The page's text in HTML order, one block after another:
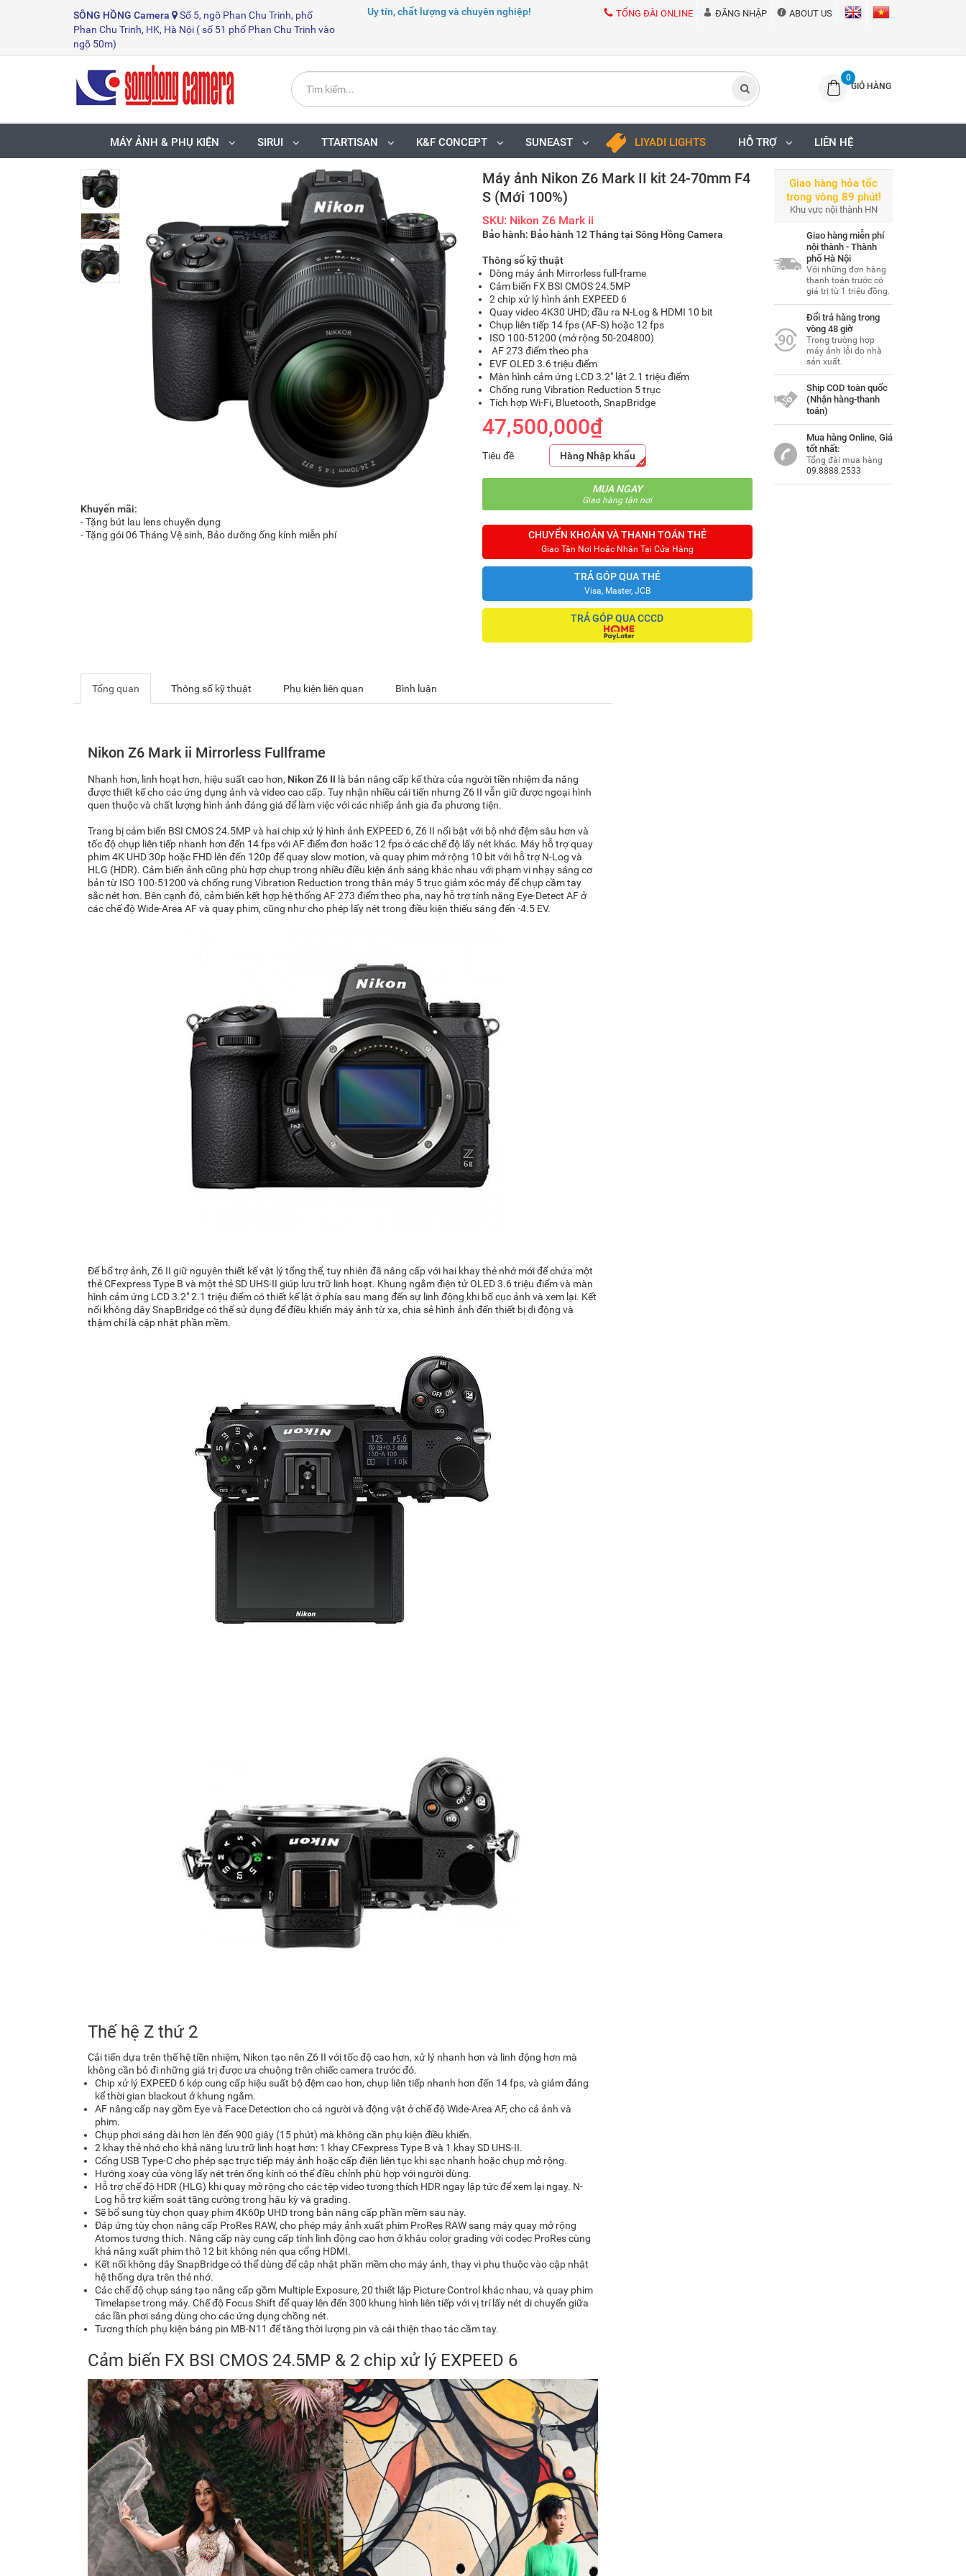
SÔNG HỒNG Camera
Số 5, ngõ Phan Chu Trinh, phố
Phan Chu Trinh, HK, Hà Nội ( số 51 phố Phan Chu Trinh vào
ngõ 50m)
Uy tín, chất lượng và chuyên nghiệp! TỔNG ĐÀI ONLINE ĐĂNG NHẬP ABOUT US
0
GIỎ HÀNG
MÁY ẢNH & PHỤ KIỆN SIRUI TTARTISAN K&F CONCEPT SUNEAST LIYADI LIGHTS HỖ TRỢ LIÊN HỆ
Khuyến mãi:
- Tặng bút lau lens chuyên dụng
- Tặng gói 06 Tháng Vệ sinh, Bảo dưỡng ống kính miễn phí
Máy ảnh Nikon Z6 Mark II kit 24-70mm F4
S (Mới 100%)
SKU: Nikon Z6 Mark ii
Bảo hành: Bảo hành 12 Tháng tại Sông Hồng Camera
Thông số kỹ thuật
Dòng máy ảnh Mirrorless full-frame
Cảm biến FX BSI CMOS 24.5MP
2 chip xử lý hình ảnh EXPEED 6
Quay video 4K30 UHD; đầu ra N-Log & HDMI 10 bit
Chụp liên tiếp 14 fps (AF-S) hoặc 12 fps
ISO 100-51200 (mở rộng 50-204800)
AF 273 điểm theo pha
EVF OLED 3.6 triệu điểm
Màn hình cảm ứng LCD 3.2" lật 2.1 triệu điểm
Chống rung Vibration Reduction 5 trục
Tích hợp Wi-Fi, Bluetooth, SnapBridge
47,500,000₫
Tiêu đề Hàng Nhập khẩu
MUA NGAY
Giao hàng tận nơi
CHUYỂN KHOẢN VÀ THANH TOÁN THẺ
Giao Tận Nơi Hoặc Nhận Tại Cửa Hàng
TRẢ GÓP QUA THẺ
Visa, Master, JCB
TRẢ GÓP QUA CCCD
Giao hàng hỏa tốc
trong vòng 89 phút!
Khu vực nội thành HN
Giao hàng miễn phí
nội thành - Thành
phố Hà Nội
Với những đơn hàng
thanh toán trước có
giá trị từ 1 triệu đồng.
Đổi trả hàng trong
vòng 48 giờ
Trong trường hợp
máy ảnh lỗi do nhà
sản xuất.
Ship COD toàn quốc
(Nhận hàng-thanh
toán)
Mua hàng Online, Giá
tốt nhất:
Tổng đài mua hàng
09.8888.2533
Tổng quan Thông số kỹ thuật Phụ kiện liên quan Bình luận
Nikon Z6 Mark ii Mirrorless Fullframe
Nhanh hơn, linh hoạt hơn, hiệu suất cao hơn, Nikon Z6 II là bản nâng cấp kế thừa của người tiền nhiệm đa năng
được thiết kế cho các ứng dụng ảnh và video cao cấp. Tuy nhận nhiều cải tiến nhưng Z6 II vẫn giữ được ngoại hình
quen thuộc và chất lượng hình ảnh đáng giá để làm việc với các nhiếp ảnh gia đa phương tiện.
Trang bị cảm biến BSI CMOS 24.5MP và hai chip xử lý hình ảnh EXPEED 6, Z6 II nổi bật với bộ nhớ đệm sâu hơn và
tốc độ chụp liên tiếp nhanh hơn đến 14 fps với AF điểm đơn hoăc 12 fps ở các chế độ lấy nét khác. Máy hỗ trợ quay
phim 4K UHD 30p hoặc FHD lên đến 120p để quay slow motion, và quay phim mở rộng 10 bit với hỗ trợ N-Log và
HLG (HDR). Cảm biến ảnh cũng phù hợp chụp trong nhiều điều kiện ánh sáng khác nhau với phạm vi nhạy sáng cơ
bản từ ISO 100-51200 và chống rung Vibration Reduction trong thân máy 5 trục giảm xóc máy để chụp cầm tay
sắc nét hơn. Bên cạnh đó, cảm biến kết hợp hệ thống AF 273 điểm theo pha, nay hỗ trợ tính năng Eye-Detect AF ở
các chế độ Wide-Area AF và quay phim, cũng như cho phép lấy nét trong điều kiện thiếu sáng đến -4.5 EV.
Để bổ trợ ảnh, Z6 II giữ nguyên thiết kế vật lý tổng thể, tuy nhiên đã nâng cấp với hai khay thẻ nhớ mới để chứa một
thẻ CFexpress Type B và một thẻ SD UHS-II giúp lưu trữ linh hoạt. Khung ngắm điện tử OLED 3.6 triệu điểm và màn
hình cảm ứng LCD 3.2" 2.1 triệu điểm có thiết kế lật ở phía sau mang đến sự linh động khi bố cục ảnh và xem lại. Kết
nối không dây SnapBridge có thể sử dụng để điều khiển máy ảnh từ xa, chia sẻ hình ảnh đến thiết bị di động và
thậm chí là cập nhật phần mềm.
Thế hệ Z thứ 2
Cải tiến dựa trên thế hệ tiền nhiệm, Nikon tạo nên Z6 II với tốc độ cao hơn, xử lý nhanh hơn và linh động hơn mà
không cần bỏ đi những giá trị được ưa chuộng trên chiếc camera trước đó.
Chip xử lý EXPEED 6 kép cung cấp hiệu suất bộ đệm cao hơn, chụp liên tiếp nhanh hơn đến 14 fps, và giảm đáng
kể thời gian blackout ở khung ngắm.
AF nâng cấp nay gồm Eye và Face Detection cho cả người và động vật ở chế độ Wide-Area AF, cho cả ảnh và
phim.
Chụp phơi sáng dài hơn lên đến 900 giây (15 phút) mà không cần phụ kiện điều khiển.
2 khay thẻ nhớ cho khả năng lưu trữ linh hoạt hơn: 1 khay CFexpress Type B và 1 khay SD UHS-II.
Cổng USB Type-C cho phép sạc trực tiếp máy ảnh hoặc cấp điện liên tục khi sạc nhanh hoặc chụp mở rộng.
Hướng xoay của vòng lấy nét trên ống kính có thể điều chỉnh phù hợp với người dùng.
Hỗ trợ chế độ HDR (HLG) khi quay mở rộng cho các tệp video tương thích HDR ngay lập tức để xem lại ngay. N-
Log hỗ trợ kiểm soát tăng cường trong hậu kỳ và grading.
Sẽ bổ sung tùy chọn quay phim 4K60p UHD trong bản nâng cấp phần mềm sau này.
Đáp ứng tùy chọn nâng cấp ProRes RAW, cho phép máy ảnh xuất phim ProRes RAW sang máy quay mở rộng
Atomos tương thích. Nâng cấp này cung cấp tính linh động cao hơn ở khâu color grading với codec ProRes cùng
khả năng xuất phim thô 12 bit không nén qua cổng HDMI.
Kết nối không dây SnapBridge có thể dùng để cập nhật phần mềm cho máy ảnh, thay vì phụ thuộc vào cập nhật
hệ thống dựa trên thẻ nhớ.
Các chế độ chụp sáng tạo nâng cấp gồm Multiple Exposure, 20 thiết lập Picture Control khác nhau, và quay phim
Timelapse trong máy. Chế độ Focus Shift để quay lên đến 300 khung hình liên tiếp với vị trí lấy nét di chuyển giữa
các lần phơi sáng dùng cho các ứng dụng chồng nét.
Tương thích phụ kiện báng pin MB-N11 để tăng thời lượng pin và cải thiện thao tác cầm tay.
Cảm biến FX BSI CMOS 24.5MP & 2 chip xử lý EXPEED 6